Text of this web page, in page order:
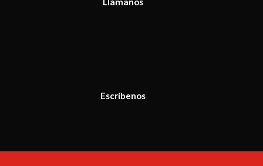
Escríbenos